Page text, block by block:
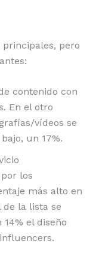
pero
contenido con
En el otro
vídeos se
un 17%.
los
más alto en
de la lista se
el diseño